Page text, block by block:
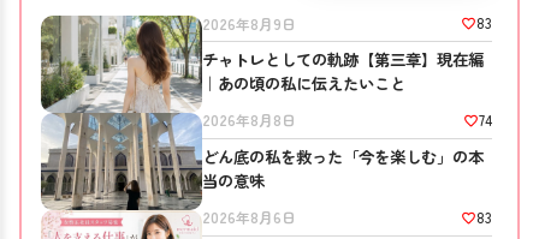
2026年8月9日 83
チャトレとしての軌跡【第三章】現在編
｜あの頃の私に伝えたいこと
2026年8月8日 74
どん底の私を救った「今を楽しむ」の本
当の意味
2026年8月6日 83